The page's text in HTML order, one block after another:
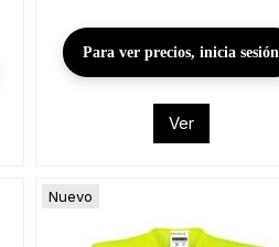
Para ver precios, inicia sesión
Ver
Nuevo